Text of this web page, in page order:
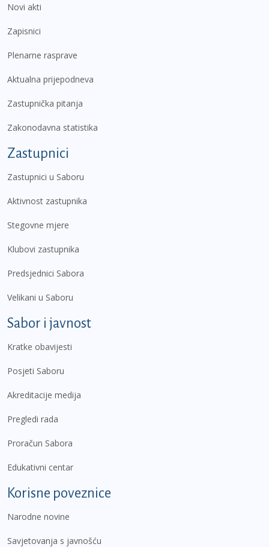
Novi akti
Zapisnici
Plenarne rasprave
Aktualna prijepodneva
Zastupnička pitanja
Zakonodavna statistika
Zastupnici
Zastupnici u Saboru
Aktivnost zastupnika
Stegovne mjere
Klubovi zastupnika
Predsjednici Sabora
Velikani u Saboru
Sabor i javnost
Kratke obavijesti
Posjeti Saboru
Akreditacije medija
Pregledi rada
Proračun Sabora
Edukativni centar
Korisne poveznice
Narodne novine
Savjetovanja s javnošću